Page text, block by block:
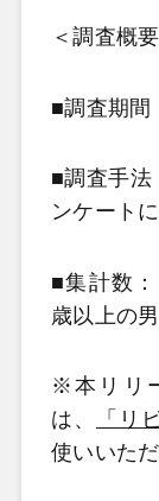
＜調査概
■調査期間
■調査手法
ンケートに
■集計数
歳以上の
※本リリ
は、
「リ
使いいた